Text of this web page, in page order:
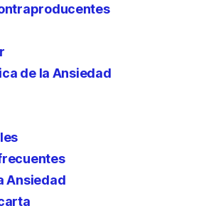
de la Ansiedad
Ansiedad